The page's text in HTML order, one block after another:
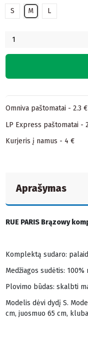
S
M L
Omniva paštomatai - 2.3 €
LP Express paštomatai -
Kurjeris į namus - 4 €
Aprašymas
RUE PARIS Brązowy
Komplektą sudaro:
Medžiagos sudėtis: 100%
Plovimo būdas: skalbti
Modelis dėvi dydį S.
cm, juosmuo 65 cm,